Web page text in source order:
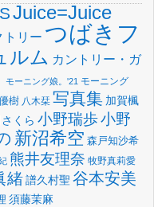
Juice=Juice
トリー つばきフ
ルム カントリー・ガ
モーニング娘。'21 モーニング
樹 八木栞 写真集 加賀楓
くら 小野瑞歩小野
新沼希空 森戸知沙希
熊井友理奈 牧野真莉愛
緒譜久村聖 谷本安美
須藤茉麻